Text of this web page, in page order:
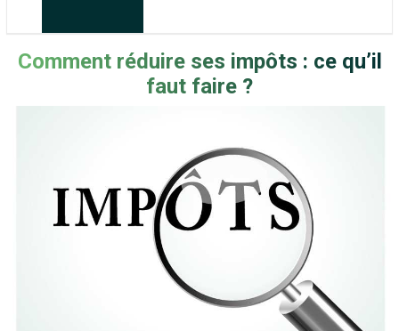
Comment réduire ses impôts : ce qu’il
faut faire ?